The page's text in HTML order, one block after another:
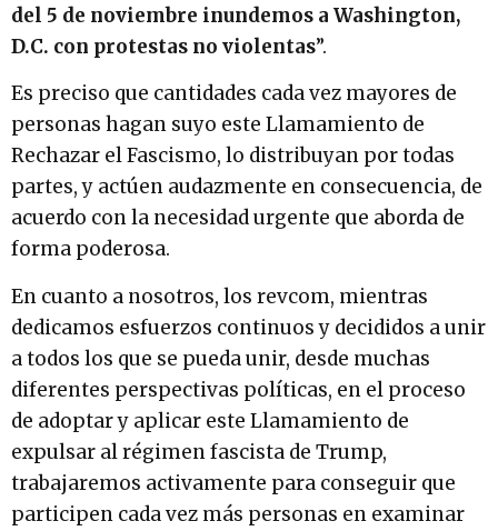
del 5 de noviembre inundemos a Washington,
D.C. con protestas no violentas”.
Es preciso que cantidades cada vez mayores de
personas hagan suyo este Llamamiento de
Rechazar el Fascismo, lo distribuyan por todas
partes, y actúen audazmente en consecuencia, de
acuerdo con la necesidad urgente que aborda de
forma poderosa.
En cuanto a nosotros, los revcom, mientras
dedicamos esfuerzos continuos y decididos a unir
a todos los que se pueda unir, desde muchas
diferentes perspectivas políticas, en el proceso
de adoptar y aplicar este Llamamiento de
expulsar al régimen fascista de Trump,
trabajaremos activamente para conseguir que
participen cada vez más personas en examinar